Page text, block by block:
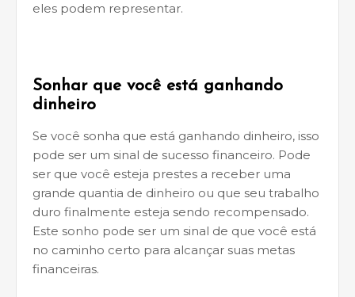
eles podem representar.
Sonhar que você está ganhando
dinheiro
Se você sonha que está ganhando dinheiro, isso
pode ser um sinal de sucesso financeiro. Pode
ser que você esteja prestes a receber uma
grande quantia de dinheiro ou que seu trabalho
duro finalmente esteja sendo recompensado.
Este sonho pode ser um sinal de que você está
no caminho certo para alcançar suas metas
financeiras.